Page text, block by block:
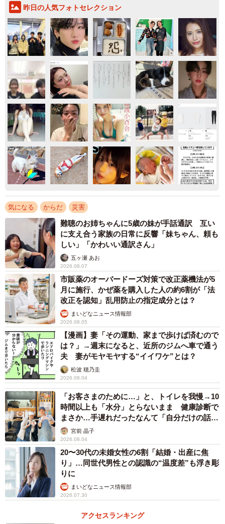
昨日の人気フォトセレクション
気になる からだ 災害
難聴のお姉ちゃんに5歳の妹が手話通訳 互い
に支え合う家族の日常に反響「妹ちゃん、頼も
しい」「かわいい通訳さん」
五ヶ瀬 あお
2026.08.07
市販薬のオーバードーズ対策で改正薬機法が5
月に施行、かぜ薬を購入した人の約6割が「法
改正を認知」乱用防止の指定成分とは？
まいどなニュース情報部
2026.08.05
【漫画】妻「その運動、家まで歩けば済むので
は？」→週末になると、近所のジムへ車で通う
夫 妻がモヤモヤする“イイワケ”とは？
松波 穂乃圭
2026.08.04
「お客さまのために…」と、トイレを我慢→10
時間以上も「水分」とらないまま 健康診断で
まさか…手遅れだったなんて「自分だけの話で
はなく、日本中で起きている問題では？」
宮前 晶子
2026.08.04
20〜30代の未婚女性の6割「結婚・出産に焦
り」…同世代男性との認識の“温度差”も浮き彫
りに
まいどなニュース情報部
2026.07.30
アクセスランキング